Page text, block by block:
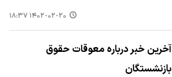
۱۴۰۲-۰۲-۲۰ ۱۸:۳۷
آخرین خبر درباره معوقات حقوق
بازنشستگان